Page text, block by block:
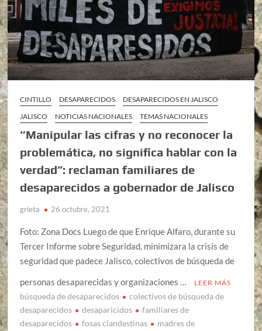
CINTILLO DESAPARECIDOS
DESAPARECIDOS EN JALISCO
JALISCO
NOTICIAS NACIONALES TEMAS NACIONALES
“Manipular las cifras y no reconocer la
problemática, no significa hablar con la
verdad”: reclaman familiares de
desaparecidos a gobernador de Jalisco
grieta 26 octubre, 2021
Foto: Zona Docs Luego de que Enrique Alfaro, durante su
Tercer Informe sobre Seguridad, minimizara la crisis de
seguridad que padece Jalisco, colectivos de búsqueda de
personas desaparecidas y organizaciones …
LEER MÁS
búsqueda de desaparecidos
colectivos de búsqueda de
desaparecidos
desaparicidos
familiares de
desaparecidos
fosas clandestinas
madres de